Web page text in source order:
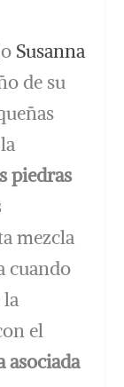
Susanna
de su
piedras
mezcla
cuando
la
el
asociada